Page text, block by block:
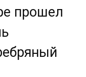
прошел